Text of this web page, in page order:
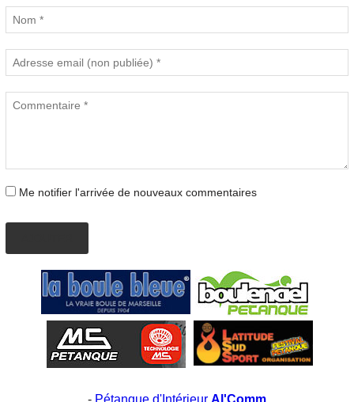
Me notifier l'arrivée de nouveaux commentaires
- Pétanque d'Intérieur Al'Comm